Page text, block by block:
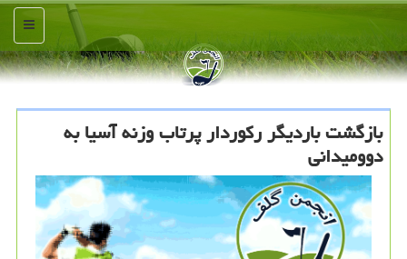
منو
بازگشت باردیگر ركوردار پرتاب وزنه آسیا به
دوومیدانی